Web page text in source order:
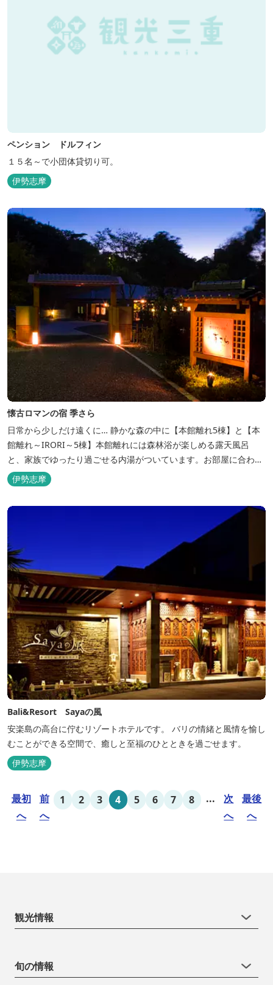
ペンション ドルフィン
１５名～で小団体貸切り可。
伊勢志摩
懐古ロマンの宿 季さら
日常から少しだけ遠くに… 静かな森の中に【本館離れ5棟】と【本
館離れ～IRORI～5棟】本館離れには森林浴が楽しめる露天風呂
と、家族でゆったり過ごせる内湯がついています。お部屋に合わせ
た様々なプランがございます。
伊勢志摩
Bali&Resort Sayaの風
安楽島の高台に佇むリゾートホテルです。 バリの情緒と風情を愉し
むことができる空間で、癒しと至福のひとときを過ごせます。
伊勢志摩
最初
へ
前
へ
1 2 3 4 5 6 7 8 ...
次
へ
最後
へ
観光情報
旬の情報